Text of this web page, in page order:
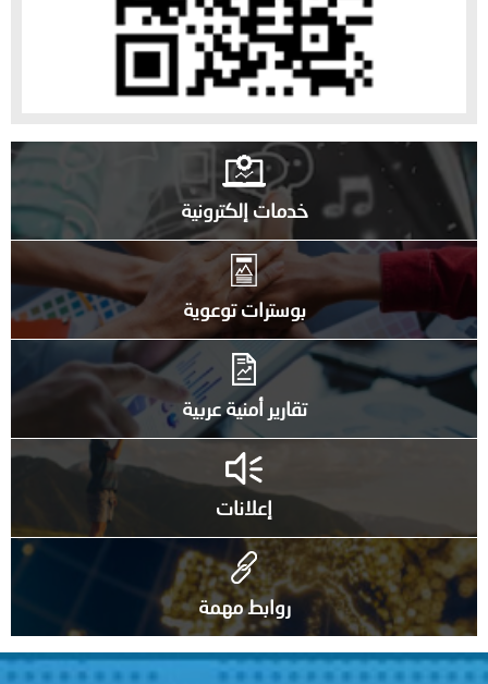
خدمات إلكترونية
بوسترات توعوية
تقارير أمنية عربية
إعلانات
روابط مهمة